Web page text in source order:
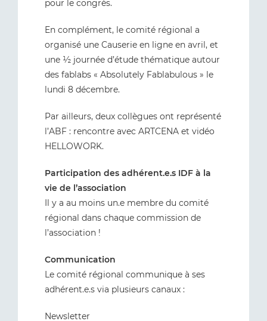
pour le congrès.
En complément, le comité régional a
organisé une Causerie en ligne en avril, et
une ½ journée d’étude thématique autour
des fablabs « Absolutely Fablabulous » le
lundi 8 décembre.
Par ailleurs, deux collègues ont représenté
l’ABF : rencontre avec ARTCENA et vidéo
HELLOWORK.
Participation des adhérent.e.s IDF à la
vie de l’association
Il y a au moins un.e membre du comité
régional dans chaque commission de
l’association !
Communication
Le comité régional communique à ses
adhérent.e.s via plusieurs canaux :
Newsletter